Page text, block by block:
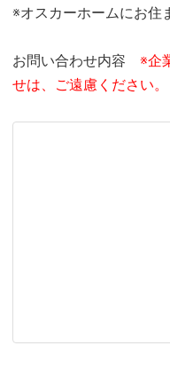
※オスカーホームにお住
お問い合わせ内容 ※企
せは、ご遠慮ください。